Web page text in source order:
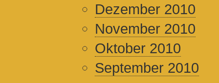
Dezember 2010
November 2010
Oktober 2010
September 2010